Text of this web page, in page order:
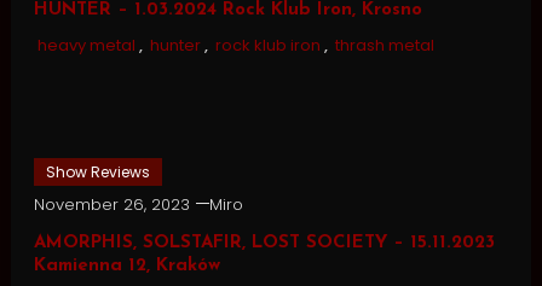
HUNTER – 1.03.2024 Rock Klub Iron, Krosno
heavy metal , hunter, rock klub iron , thrash metal
Show Reviews
November 26, 2023 Miro
AMORPHIS, SOLSTAFIR, LOST SOCIETY – 15.11.2023
Kamienna 12, Kraków